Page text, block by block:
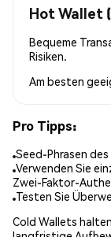
Hot Wallet
Bequeme
Risiken.
Am besten
Pro Tipps:
Seed-Phrasen
Verwenden Sie
Zwei-Faktor-
Testen Sie
Cold Wallets